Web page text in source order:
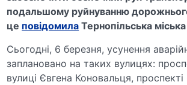
подальшому руйнуванню
це повідомила Тернопільська
Сьогодні, 6 березня, усунення
заплановано на таких вулицях:
вулиці Євгена Коновальця,